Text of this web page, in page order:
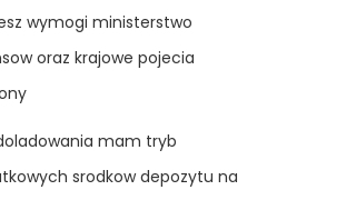
wymogi ministerstwo
oraz krajowe pojecia
mam tryb
srodkow depozytu na